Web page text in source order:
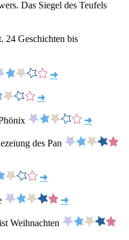
Das Siegel des Teufels
24 Geschichten bis
➜
➜
➜
des Pan
➜
➜
Weihnachten